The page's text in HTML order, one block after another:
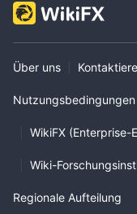
Über uns
Nutzungsbedingungen
WikiFX (Enterprise-
Wiki-
Regionale Aufteilung